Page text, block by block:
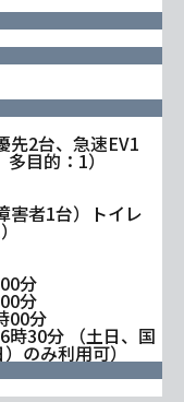
先2台、急速EV1
目的：1）
害者1台）トイレ
分
分
00分
30分 （土日、国
のみ利用可）